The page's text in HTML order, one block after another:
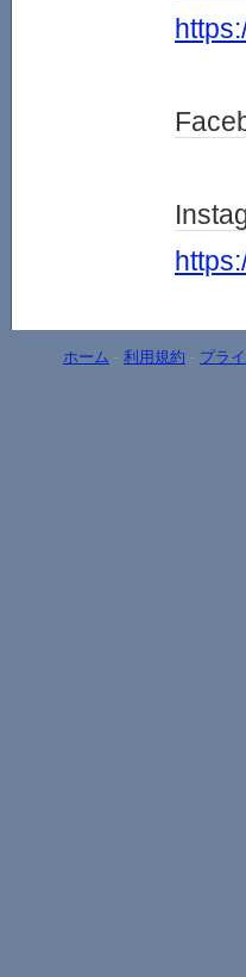
ホーム - 利用規約 - プラ